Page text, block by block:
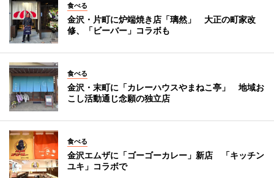
食べる
金沢・片町に炉端焼き店「璃然」 大正の町家改
修、「ビーバー」コラボも
食べる
金沢・末町に「カレーハウスやまねこ亭」 地域お
こし活動通じ念願の独立店
食べる
金沢エムザに「ゴーゴーカレー」新店 「キッチン
ユキ」コラボで